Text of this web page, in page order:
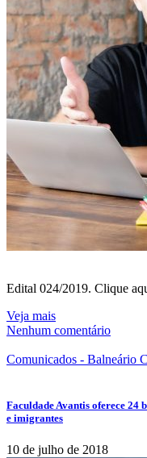
Edital 024/2019. Clique
Veja mais
Nenhum comentário
Comunicados - Balneário
Faculdade Avantis oferece 24
e imigrantes
10 de julho de 2018